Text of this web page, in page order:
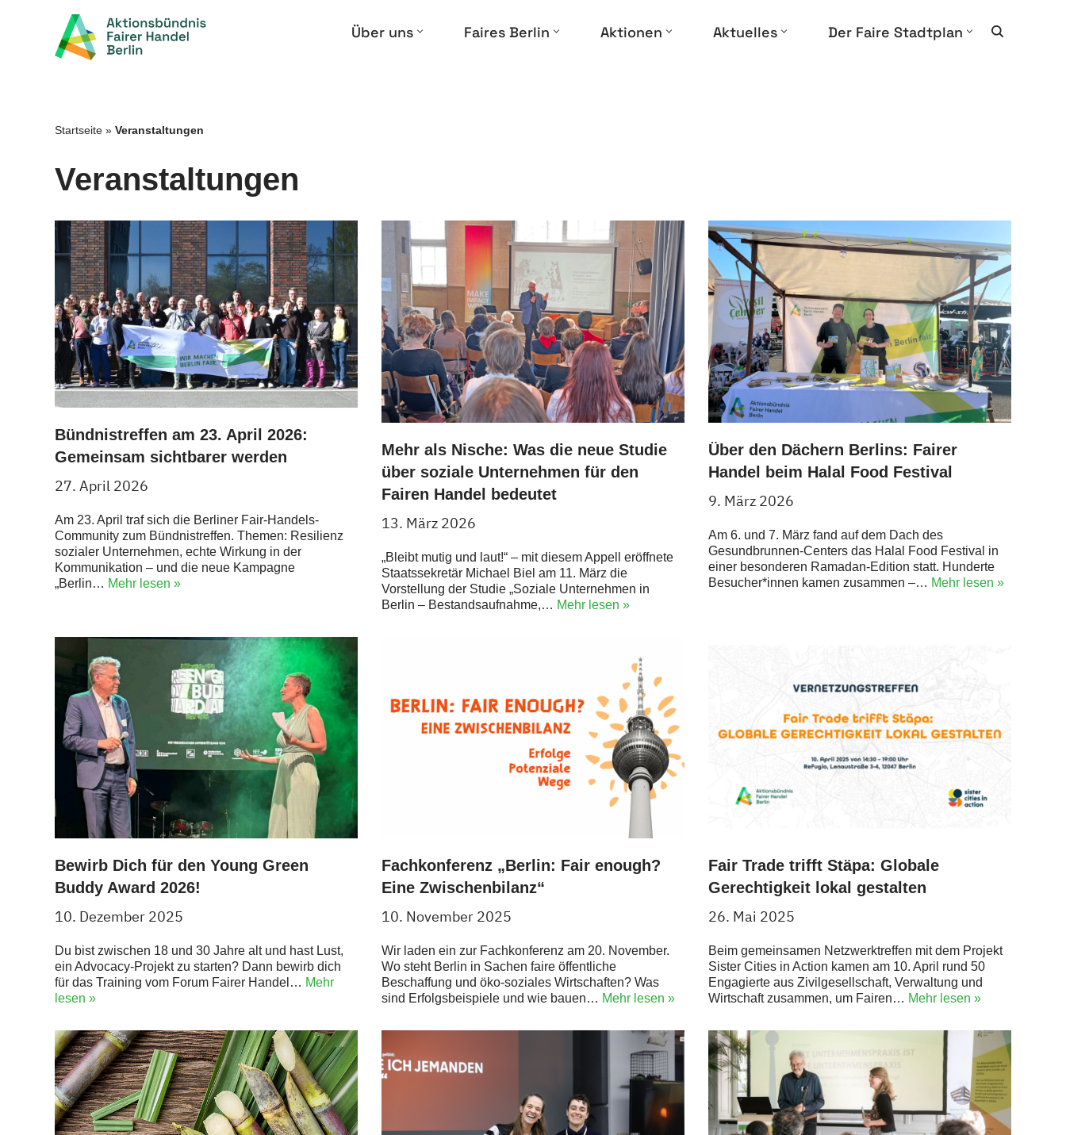
Über uns Faires Berlin Aktionen Aktuelles Der Faire Stadtplan
Startseite » Veranstaltungen
Veranstaltungen
Bündnistreffen am 23. April 2026:
Gemeinsam sichtbarer werden
27. April 2026
Am 23. April traf sich die Berliner Fair-Handels-
Community zum Bündnistreffen. Themen: Resilienz
sozialer Unternehmen, echte Wirkung in der
Kommunikation – und die neue Kampagne
„Berlin… Mehr lesen »
Mehr als Nische: Was die neue Studie
über soziale Unternehmen für den
Fairen Handel bedeutet
13. März 2026
„Bleibt mutig und laut!“ – mit diesem Appell eröffnete
Staatssekretär Michael Biel am 11. März die
Vorstellung der Studie „Soziale Unternehmen in
Berlin – Bestandsaufnahme,… Mehr lesen »
Über den Dächern Berlins: Fairer
Handel beim Halal Food Festival
9. März 2026
Am 6. und 7. März fand auf dem Dach des
Gesundbrunnen-Centers das Halal Food Festival in
einer besonderen Ramadan-Edition statt. Hunderte
Besucher*innen kamen zusammen –… Mehr lesen »
Bewirb Dich für den Young Green
Buddy Award 2026!
10. Dezember 2025
Du bist zwischen 18 und 30 Jahre alt und hast Lust,
ein Advocacy-Projekt zu starten? Dann bewirb dich
für das Training vom Forum Fairer Handel… Mehr
lesen »
Fachkonferenz „Berlin: Fair enough?
Eine Zwischenbilanz“
10. November 2025
Wir laden ein zur Fachkonferenz am 20. November.
Wo steht Berlin in Sachen faire öffentliche
Beschaffung und öko-soziales Wirtschaften? Was
sind Erfolgsbeispiele und wie bauen… Mehr lesen »
Fair Trade trifft Stäpa: Globale
Gerechtigkeit lokal gestalten
26. Mai 2025
Beim gemeinsamen Netzwerktreffen mit dem Projekt
Sister Cities in Action kamen am 10. April rund 50
Engagierte aus Zivilgesellschaft, Verwaltung und
Wirtschaft zusammen, um Fairen… Mehr lesen »